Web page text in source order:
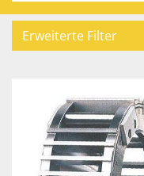
Erweiterte Filter
Hersteller